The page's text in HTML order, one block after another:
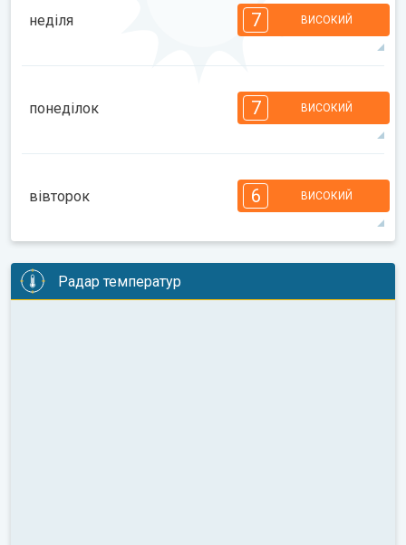
08:00 14:00
3
14 год 05:30 20:08 32°макс.
неділя 7 ВИСОКИЙ
14:00
3
14 год 05:32 20:06 33°макс.
понеділок 7 ВИСОКИЙ
1
14:00
4 3
14 год 05:33 20:04 35°макс.
вівторок 6 ВИСОКИЙ
2
08:00
4
10:00 12:00
4 3
Радар температур